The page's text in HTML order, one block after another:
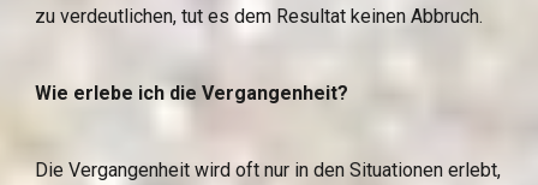
zu verdeutlichen, tut es dem Resultat keinen Abbruch.
Wie erlebe ich die Vergangenheit?
Die Vergangenheit wird oft nur in den Situationen erlebt,